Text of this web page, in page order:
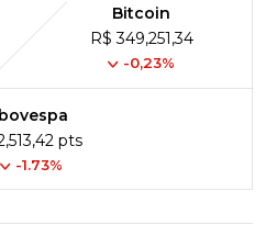
Bitcoin
R$ 349,251,34
-0,23%
pts
-1.73%